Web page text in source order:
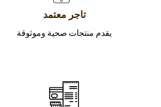
تاجر معتمد
يقدم منتجات صحية وموثوقة